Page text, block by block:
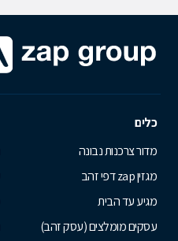
כלים
מדור צרכנות נבונה
מגזין zap דפי זהב
מגיע עד הבית
עסקים מומלצים (עסק זהב)